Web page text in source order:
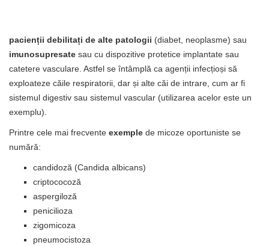
pacienții debilitați de alte patologii (diabet, neoplasme) sau
imunosupresate sau cu dispozitive protetice implantate sau
catetere vasculare. Astfel se întâmplă ca agenții infecțioși să
exploateze căile respiratorii, dar și alte căi de intrare, cum ar fi
sistemul digestiv sau sistemul vascular (utilizarea acelor este un
exemplu).
Printre cele mai frecvente exemple de micoze oportuniste se
numără:
candidoză (Candida albicans)
criptococoză
aspergiloză
penicilioza
zigomicoza
pneumocistoza